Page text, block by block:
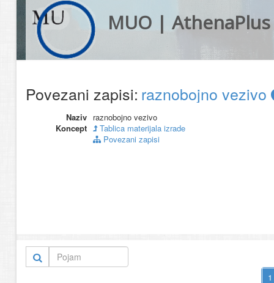
MUO | AthenaPlus
Povezani zapisi: raznobojno vezivo
Naziv raznobojno vezivo
Koncept
Tablica materijala izrade
Povezani zapisi